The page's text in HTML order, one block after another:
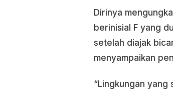
Dirinya
berinisial F yang
setelah diajak
menyampaikan
“Lingkungan